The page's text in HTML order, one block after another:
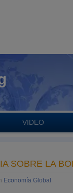
VIDEO
SOBRE LA
Economía Global